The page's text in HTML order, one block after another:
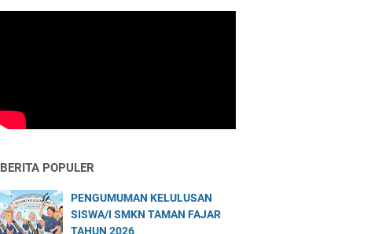
BERITA POPULER
PENGUMUMAN KELULUSAN
SISWA/I SMKN TAMAN FAJAR
TAHUN 2026